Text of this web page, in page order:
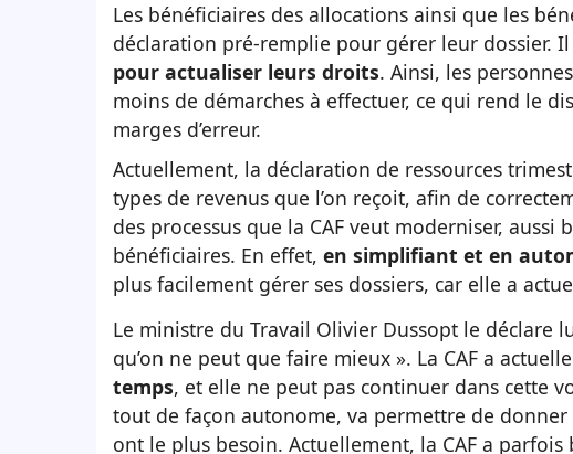
Les bénéficiaires des allocations ainsi que les
déclaration pré-remplie pour gérer leur dossier. Il
pour actualiser leurs droits. Ainsi, les
moins de démarches à effectuer, ce qui rend le
marges d’erreur.
Actuellement, la déclaration de ressources
types de revenus que l’on reçoit, afin de
des processus que la CAF veut moderniser,
bénéficiaires. En effet, en simplifiant et en
plus facilement gérer ses dossiers, car elle a
Le ministre du Travail Olivier Dussopt le déclare
qu’on ne peut que faire mieux ». La CAF a
temps, et elle ne peut pas continuer dans cette
tout de façon autonome, va permettre de
ont le plus besoin. Actuellement, la CAF a